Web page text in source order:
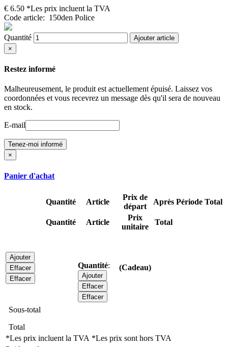
€ 6.50 *Les prix incluent la TVA
Code article: 150den Police
Quantité
Ajouter article
×
Restez informé
Malheureusement, le produit est actuellement épuisé. Laissez vos
coordonnées et vous recevrez un message dès qu'il sera de nouveau
en stock.
E-mail
Tenez-moi informé
×
Panier d'achat
Quantité Article
Prix de
départ
Après Période Total
Quantité Article
Prix
unitaire
Total
Ajouter
Effacer
Effacer
Quantité:
Ajouter
Effacer
Effacer
(Cadeau)
Sous-total
Total
*Les prix incluent la TVA *Les prix sont hors TVA